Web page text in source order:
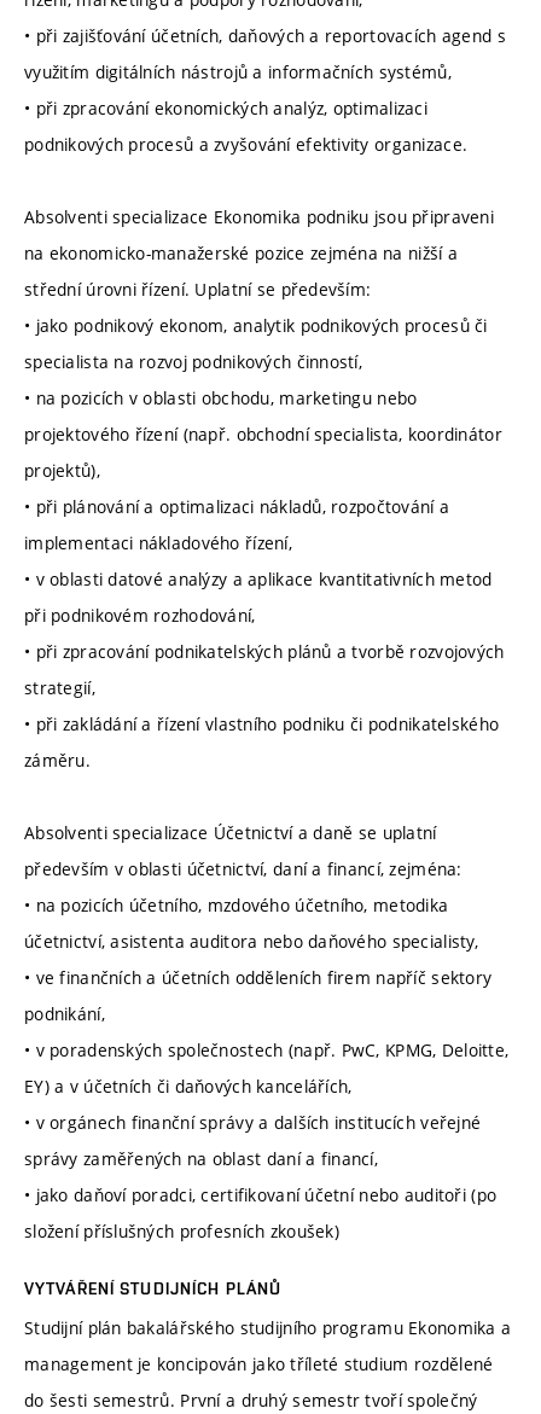
• při zajišťování účetních, daňových a reportovacích agend s
využitím digitálních nástrojů a informačních systémů,
• při zpracování ekonomických analýz, optimalizaci
podnikových procesů a zvyšování efektivity organizace.
Absolventi specializace Ekonomika podniku jsou připraveni
na ekonomicko-manažerské pozice zejména na nižší a
střední úrovni řízení. Uplatní se především:
• jako podnikový ekonom, analytik podnikových procesů či
specialista na rozvoj podnikových činností,
• na pozicích v oblasti obchodu, marketingu nebo
projektového řízení (např. obchodní specialista, koordinátor
projektů),
• při plánování a optimalizaci nákladů, rozpočtování a
implementaci nákladového řízení,
• v oblasti datové analýzy a aplikace kvantitativních metod
při podnikovém rozhodování,
• při zpracování podnikatelských plánů a tvorbě rozvojových
strategií,
• při zakládání a řízení vlastního podniku či podnikatelského
záměru.
Absolventi specializace Účetnictví a daně se uplatní
především v oblasti účetnictví, daní a financí, zejména:
• na pozicích účetního, mzdového účetního, metodika
účetnictví, asistenta auditora nebo daňového specialisty,
• ve finančních a účetních odděleních firem napříč sektory
podnikání,
• v poradenských společnostech (např. PwC, KPMG, Deloitte,
EY) a v účetních či daňových kancelářích,
• v orgánech finanční správy a dalších institucích veřejné
správy zaměřených na oblast daní a financí,
• jako daňoví poradci, certifikovaní účetní nebo auditoři (po
složení příslušných profesních zkoušek)
VYTVÁŘENÍ STUDIJNÍCH PLÁNŮ
Studijní plán bakalářského studijního programu Ekonomika a
management je koncipován jako tříleté studium rozdělené
do šesti semestrů. První a druhý semestr tvoří společný